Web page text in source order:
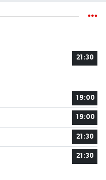
21:30
19:00
19:00
21:30
21:30